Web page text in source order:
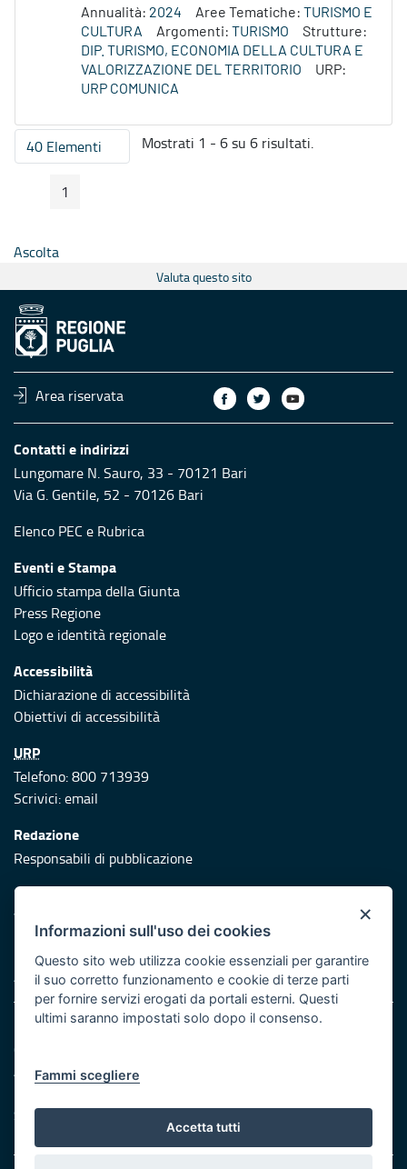
Annualità: 2024 Aree Tematiche: TURISMO E
CULTURA
Argomenti: TURISMO
Strutture:
DIP. TURISMO, ECONOMIA DELLA CULTURA E
VALORIZZAZIONE DEL TERRITORIO
URP:
URP COMUNICA
40 ElementiPer pagina
Mostrati 1 - 6 su 6 risultati.
Pagina Precedente
Pagina
1
Ascolta
Valuta questo sito
Area riservata
Contatti e indirizzi
Lungomare N. Sauro, 33 - 70121 Bari
Via G. Gentile, 52 - 70126 Bari
Elenco PEC e Rubrica
Eventi e Stampa
Ufficio stampa della Giunta
Press Regione
Logo e identità regionale
Accessibilità
Dichiarazione di accessibilità
Obiettivi di accessibilità
URP
Telefono: 800 713939
Scrivici:email
Redazione
Responsabili di pubblicazione
Protezione civile
Vai al sito di Protezione Civile Puglia
Iniziativa finanziata con risorse del POR Puglia 2014/2020 -
Asse XI
Note legali
Cookie e privacy
Atti di notifica
Servizi Intranet
×
Informazioni sull'uso dei cookies
Questo sito web utilizza cookie essenziali per garantire
il suo corretto funzionamento e cookie di terze parti
per fornire servizi erogati da portali esterni. Questi
ultimi saranno impostati solo dopo il consenso.
Fammi scegliere
Accetta tutti